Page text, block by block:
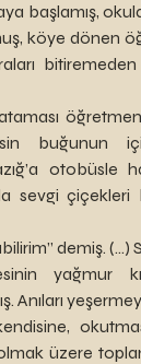
başlamış,
köye dönen
buğunun
otobüsle
sevgi çiçekleri
yağmur
Anıları
üzere